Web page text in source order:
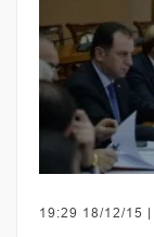
19:29 18/12/15 |